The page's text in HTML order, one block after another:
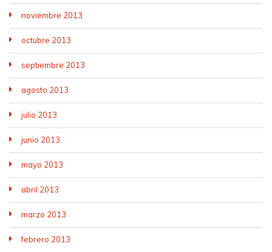
noviembre 2013
octubre 2013
septiembre 2013
agosto 2013
julio 2013
junio 2013
mayo 2013
abril 2013
marzo 2013
febrero 2013